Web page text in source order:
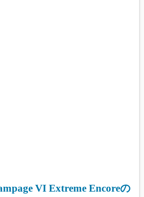
VI Extreme Encoreの